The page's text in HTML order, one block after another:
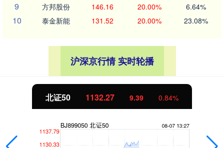
9 方邦股份 146.16 20.00% 6.64%
10 泰金新能 131.52 20.00% 23.08%
沪深京行情 实时轮播
北证50 1132.27 9.39 0.84%